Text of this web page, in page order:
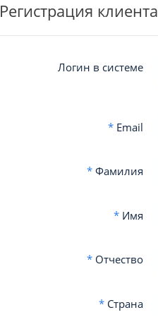
Регистрация клиента
Логин в системе
*Email
*Фамилия
*Имя
*Отчество
*Страна